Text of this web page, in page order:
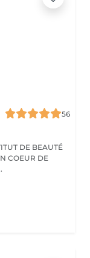
56
COEUR DE